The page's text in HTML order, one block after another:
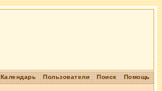
Помощь
Поиск
Пользователи
Календарь